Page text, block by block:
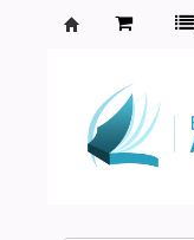
Agamenon
Magalhães